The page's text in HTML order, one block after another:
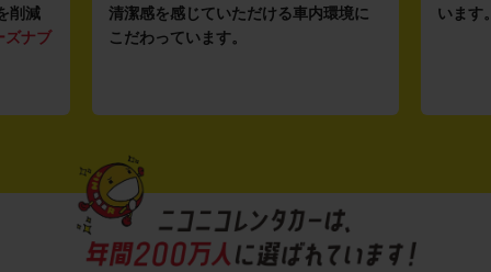
削減
ズナブ
清潔感を感じていただける車内環境に
こだわっています。
います